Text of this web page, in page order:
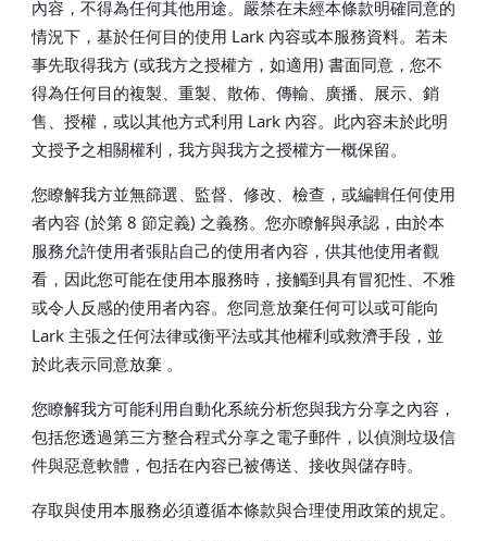
內容，不得為任何其他用途。嚴禁在未經本條款明確同意的
情況下，基於任何目的使用 Lark 內容或本服務資料。若未
事先取得我方 (或我方之授權方，如適用) 書面同意，您不
得為任何目的複製、重製、散佈、傳輸、廣播、展示、銷
售、授權，或以其他方式利用 Lark 內容。此內容未於此明
文授予之相關權利，我方與我方之授權方一概保留。
您瞭解我方並無篩選、監督、修改、檢查，或編輯任何使用
者內容 (於第 8 節定義) 之義務。您亦瞭解與承認，由於本
服務允許使用者張貼自己的使用者內容，供其他使用者觀
看，因此您可能在使用本服務時，接觸到具有冒犯性、不雅
或令人反感的使用者內容。您同意放棄任何可以或可能向
Lark 主張之任何法律或衡平法或其他權利或救濟手段，並
於此表示同意放棄 。
您瞭解我方可能利用自動化系統分析您與我方分享之內容，
包括您透過第三方整合程式分享之電子郵件，以偵測垃圾信
件與惡意軟體，包括在內容已被傳送、接收與儲存時。
存取與使用本服務必須遵循本條款與合理使用政策的規定。